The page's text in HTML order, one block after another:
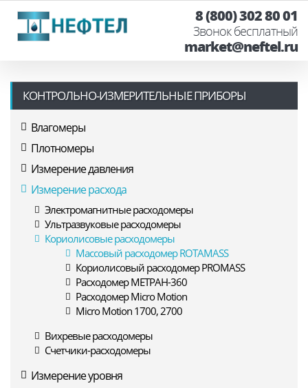
8 (800) 302 80 01
Звонок бесплатный
market@neftel.ru
КОНТРОЛЬНО-ИЗМЕРИТЕЛЬНЫЕ ПРИБОРЫ
Влагомеры
Плотномеры
Измерение давления
Измерение расхода
Электромагнитные расходомеры
Ультразвуковые расходомеры
Кориолисовые расходомеры
Массовый расходомер ROTAMASS
Кориолисовый расходомер PROMASS
Расходомер МЕТРАН-360
Расходомер Micro Motion
Micro Motion 1700, 2700
Вихревые расходомеры
Счетчики-расходомеры
Измерение уровня